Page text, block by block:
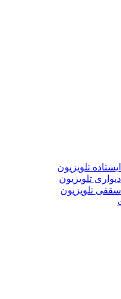
تلویزیون
تلویزیون
سقفی تلویزیون